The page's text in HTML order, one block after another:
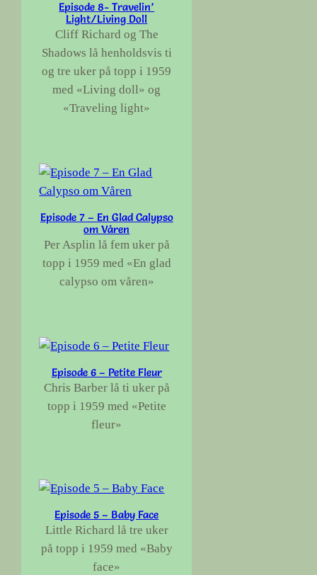
Episode 8- Travelin’
Light/Living Doll
Cliff Richard og The
Shadows lå henholdsvis ti
og tre uker på topp i 1959
med «Living doll» og
«Traveling light»
Episode 7 – En Glad Calypso
om Våren
Per Asplin lå fem uker på
topp i 1959 med «En glad
calypso om våren»
Episode 6 – Petite Fleur
Chris Barber lå ti uker på
topp i 1959 med «Petite
fleur»
Episode 5 – Baby Face
Little Richard lå tre uker
på topp i 1959 med «Baby
face»